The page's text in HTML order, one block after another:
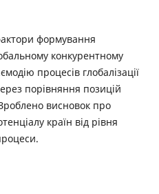
формування
конкурентному
процесів глобалізації
порівняння позицій
висновок про
країн від рівня